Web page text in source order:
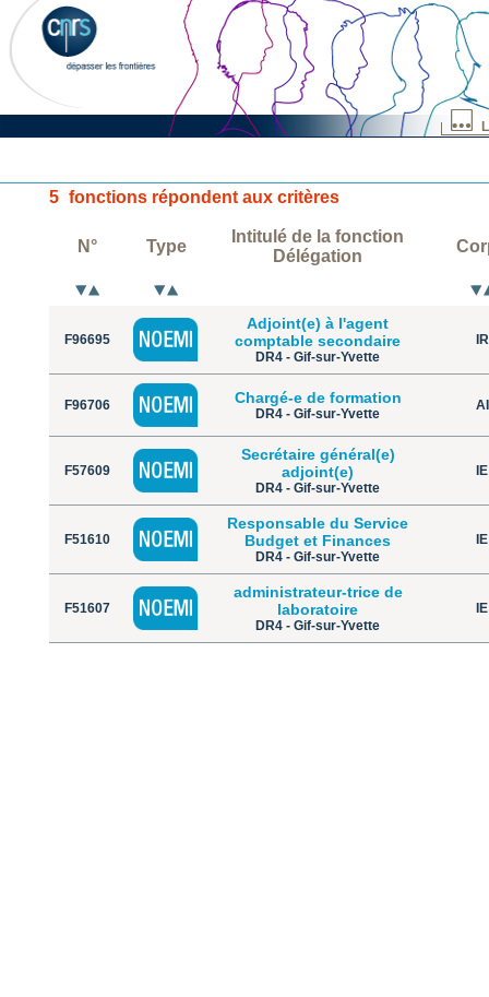
5 fonctions répondent aux critères
N° Type
Intitulé de la fonction
Délégation
F96695
Adjoint(e) à l'agent
comptable secondaire
DR4 - Gif-sur-Yvette
IR
F96706 Chargé-e de formation
DR4 - Gif-sur-Yvette
AI
F57609
Secrétaire général(e)
adjoint(e)
DR4 - Gif-sur-Yvette
IE
F51610
Responsable du Service
Budget et Finances
DR4 - Gif-sur-Yvette
IE
F51607
administrateur-trice de
laboratoire
DR4 - Gif-sur-Yvette
IE